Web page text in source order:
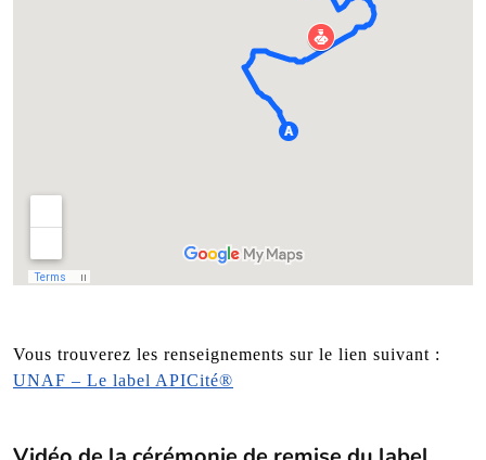
Vous trouverez les renseignements sur le lien suivant :
UNAF – Le label APICité®